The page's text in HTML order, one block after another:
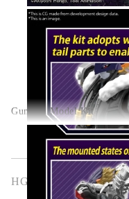
Gundam Model Kit
HGG0306